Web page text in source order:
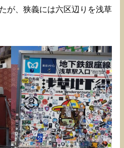
が、狭義には六区辺りを浅草